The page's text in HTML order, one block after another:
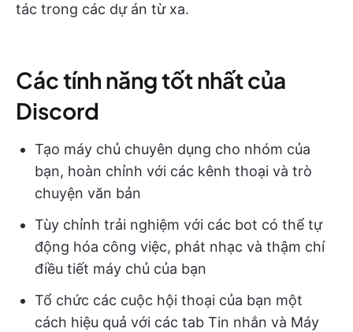
tác trong các dự án từ xa.
Các tính năng tốt nhất của
Discord
Tạo máy chủ chuyên dụng cho nhóm của
bạn, hoàn chỉnh với các kênh thoại và trò
chuyện văn bản
Tùy chỉnh trải nghiệm với các bot có thể tự
động hóa công việc, phát nhạc và thậm chí
điều tiết máy chủ của bạn
Tổ chức các cuộc hội thoại của bạn một
cách hiệu quả với các tab Tin nhắn và Máy